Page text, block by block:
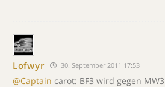
Lofwyr 30. September 2011 17:53
@Captain carot: BF3 wird gegen